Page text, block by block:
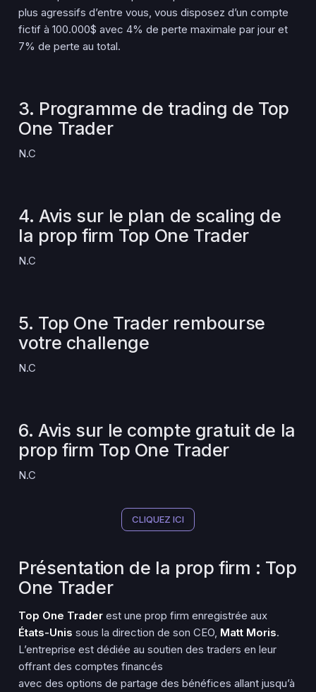
plus agressifs d’entre vous, vous disposez d’un compte
fictif à 100.000$ avec 4% de perte maximale par jour et
7% de perte au total.
3. Programme de trading de Top
One Trader
N.C
4. Avis sur le plan de scaling de
la prop firm Top One Trader
N.C
5. Top One Trader rembourse
votre challenge
N.C
6. Avis sur le compte gratuit de la
prop firm Top One Trader
N.C
CLIQUEZ ICI
Présentation de la prop firm : Top
One Trader
Top One Trader est une prop firm enregistrée aux
États-Unis sous la direction de son CEO, Matt Moris.
L’entreprise est dédiée au soutien des traders en leur
offrant des comptes financés
avec des options de partage des bénéfices allant jusqu’à